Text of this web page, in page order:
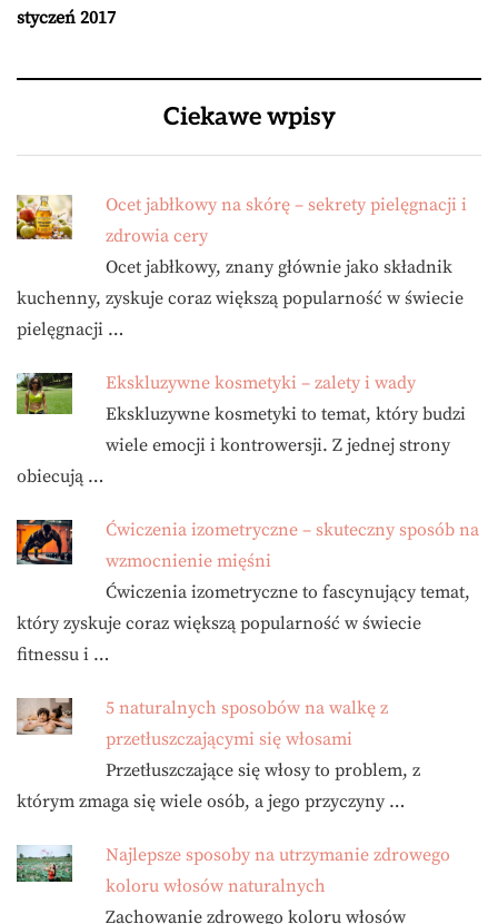
styczeń 2017
Ciekawe wpisy
Ocet jabłkowy na skórę – sekrety pielęgnacji i
zdrowia cery
Ocet jabłkowy, znany głównie jako składnik
kuchenny, zyskuje coraz większą popularność w świecie
pielęgnacji …
Ekskluzywne kosmetyki – zalety i wady
Ekskluzywne kosmetyki to temat, który budzi
wiele emocji i kontrowersji. Z jednej strony
obiecują …
Ćwiczenia izometryczne – skuteczny sposób na
wzmocnienie mięśni
Ćwiczenia izometryczne to fascynujący temat,
który zyskuje coraz większą popularność w świecie
fitnessu i …
5 naturalnych sposobów na walkę z
przetłuszczającymi się włosami
Przetłuszczające się włosy to problem, z
którym zmaga się wiele osób, a jego przyczyny …
Najlepsze sposoby na utrzymanie zdrowego
koloru włosów naturalnych
Zachowanie zdrowego koloru włosów